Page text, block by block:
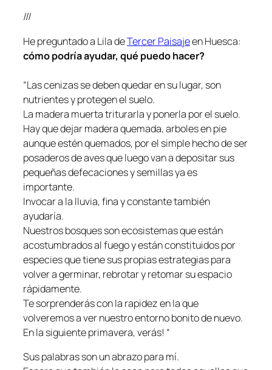
///
He preguntado a Lila deTercer Paisajeen Huesca:
cómo podría ayudar, qué puedo hacer?
“Las cenizas se deben quedar en su lugar, son
nutrientes y protegen el suelo.
La madera muerta triturarla y ponerla por el suelo.
Hay que dejar madera quemada, arboles en pie
aunque estén quemados, por el simple hecho de ser
posaderos de aves que luego van a depositar sus
pequeñas defecaciones y semillas ya es
importante.
Invocar a la lluvia, fina y constante también
ayudaría.
Nuestros bosques son ecosistemas que están
acostumbrados al fuego y están constituidos por
especies que tiene sus propias estrategias para
volver a germinar, rebrotar y retomar su espacio
rápidamente.
Te sorprenderás con la rapidez en la que
volveremos a ver nuestro entorno bonito de nuevo.
En la siguiente primavera, verás! “
Sus palabras son un abrazo para mí.